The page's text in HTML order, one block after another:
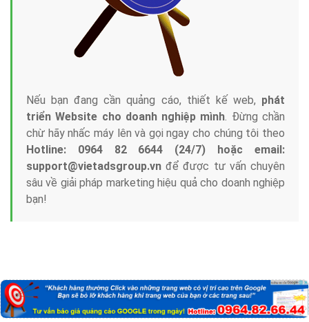
Nếu bạn đang cần quảng cáo, thiết kế web, phát
triển Website cho doanh nghiệp mình. Đừng chần
chừ hãy nhấc máy lên và gọi ngay cho chúng tôi theo
Hotline: 0964 82 6644 (24/7) hoặc email:
support@vietadsgroup.vn để được tư vấn chuyên
sâu về giải pháp marketing hiệu quả cho doanh nghiệp
bạn!